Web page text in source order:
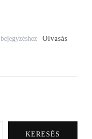
Tisztasági
bejegyzéshez Olvasás
KERESÉS